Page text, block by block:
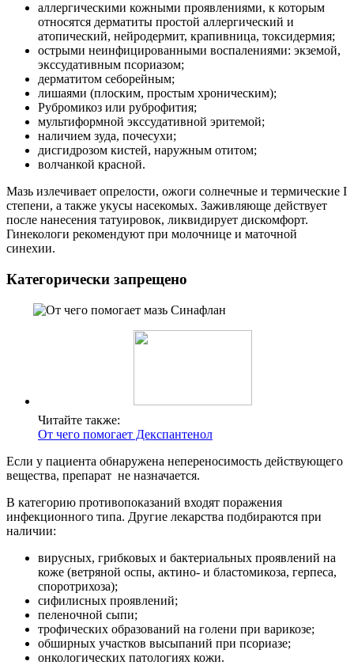
аллергическими кожными проявлениями, к которым
относятся дерматиты простой аллергический и
атопический, нейродермит, крапивница, токсидермия;
острыми неинфицированными воспалениями: экземой,
экссудативным псориазом;
дерматитом себорейным;
лишаями (плоским, простым хроническим);
Рубромикоз или руброфития;
мультиформной экссудативной эритемой;
наличием зуда, почесухи;
дисгидрозом кистей, наружным отитом;
волчанкой красной.
Мазь излечивает опрелости, ожоги солнечные и термические I
степени, а также укусы насекомых. Заживляюще действует
после нанесения татуировок, ликвидирует дискомфорт.
Гинекологи рекомендуют при молочнице и маточной
синехии.
Категорически запрещено
Читайте также:
От чего помогает Декспантенол
Если у пациента обнаружена непереносимость действующего
вещества, препарат не назначается.
В категорию противопоказаний входят поражения
инфекционного типа. Другие лекарства подбираются при
наличии:
вирусных, грибковых и бактериальных проявлений на
коже (ветряной оспы, актино- и бластомикоза, герпеса,
споротрихоза);
сифилисных проявлений;
пеленочной сыпи;
трофических образований на голени при варикозе;
обширных участков высыпаний при псориазе;
онкологических патологиях кожи.